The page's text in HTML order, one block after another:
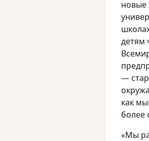
новые
детям
—
как
более
«Мы